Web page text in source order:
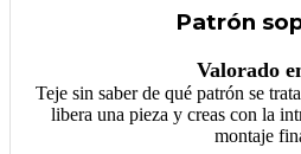
Patrón
Valorado
Teje sin saber de qué patrón se
libera una pieza y creas con la
montaje